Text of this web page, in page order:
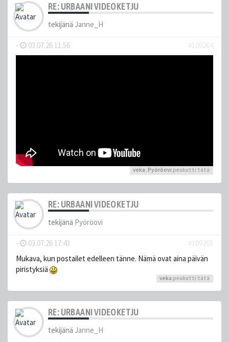
RE: URBAANI VIDEOKETJU
tekijänä Janne_H
- 03.07.26 11:56 #109264
veka, Pyöröovi peukutti tätä
RE: URBAANI VIDEOKETJU
tekijänä Pyöröovi
- 03.07.26 17:43
#109265
Mukava, kun postailet edelleen tänne. Nämä ovat aina päivän
piristyksiä
veka peukutti tätä
RE: URBAANI VIDEOKETJU
tekijänä Janne_H